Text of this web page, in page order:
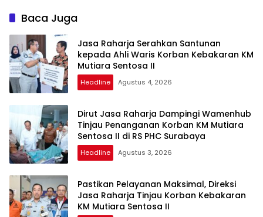
Baca Juga
Jasa Raharja Serahkan Santunan
kepada Ahli Waris Korban Kebakaran KM
Mutiara Sentosa II
Headline Agustus 4, 2026
Dirut Jasa Raharja Dampingi Wamenhub
Tinjau Penanganan Korban KM Mutiara
Sentosa II di RS PHC Surabaya
Headline Agustus 3, 2026
Pastikan Pelayanan Maksimal, Direksi
Jasa Raharja Tinjau Korban Kebakaran
KM Mutiara Sentosa II